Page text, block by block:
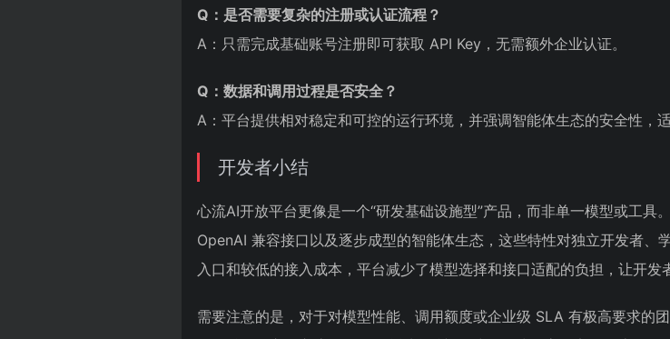
Q：是否需要复杂的注册或认证流程？
A：只需完成基础账号注册即可获取 API Key，无需额外企业认证。
Q：数据和调用过程是否安全？
A：平台提供相对稳定和可控的运行环境，并强调智能体生态的安全性，
开发者小结
心流AI开放平台更像是一个“研发基础设施型”产品，而非单一模型或工具
OpenAI 兼容接口以及逐步成型的智能体生态，这些特性对独立开发者、
入口和较低的接入成本，平台减少了模型选择和接口适配的负担，让开发
需要注意的是，对于对模型性能、调用额度或企业级 SLA 有极高要求的